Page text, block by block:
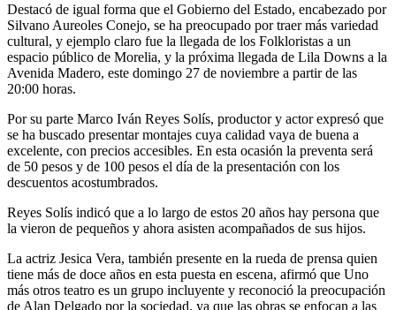
Destacó de igual forma que el Gobierno del Estado, encabezado por
Silvano Aureoles Conejo, se ha preocupado por traer más variedad
cultural, y ejemplo claro fue la llegada de los Folkloristas a un
espacio público de Morelia, y la próxima llegada de Lila Downs a la
Avenida Madero, este domingo 27 de noviembre a partir de las
20:00 horas.
Por su parte Marco Iván Reyes Solís, productor y actor expresó que
se ha buscado presentar montajes cuya calidad vaya de buena a
excelente, con precios accesibles. En esta ocasión la preventa será
de 50 pesos y de 100 pesos el día de la presentación con los
descuentos acostumbrados.
Reyes Solís indicó que a lo largo de estos 20 años hay persona que
la vieron de pequeños y ahora asisten acompañados de sus hijos.
La actriz Jesica Vera, también presente en la rueda de prensa quien
tiene más de doce años en esta puesta en escena, afirmó que Uno
más otros teatro es un grupo incluyente y reconoció la preocupación
de Alan Delgado por la sociedad, ya que las obras se enfocan a las